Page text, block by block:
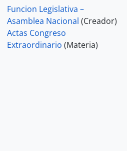
Funcion Legislativa –
Asamblea Nacional (Creador)
Actas Congreso
Extraordinario (Materia)